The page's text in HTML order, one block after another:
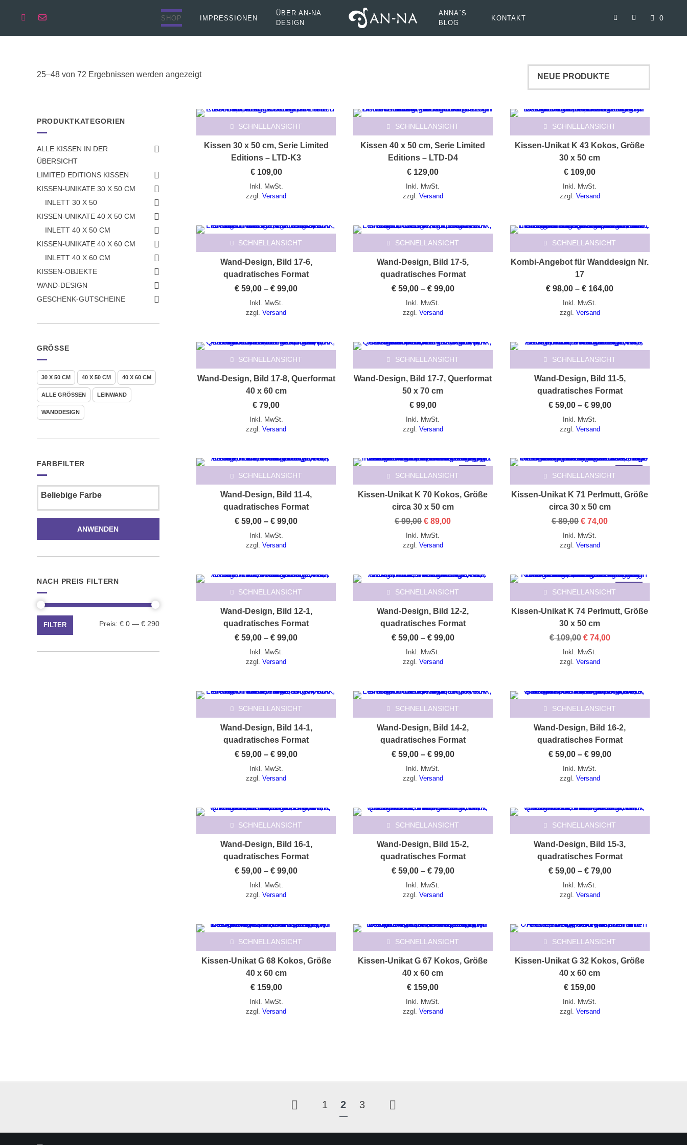
SHOP IMPRESSIONEN
ÜBER AN-NA
DESIGN
ANNA´S
BLOG
KONTAKT 0
25–48 von 72 Ergebnissen werden angezeigtNach
SCHNELLANSICHT
Kissen 30 x 50 cm, Serie Limited
Editions – LTD-K3
€109,00
Inkl. MwSt.
zzgl.Versand
SCHNELLANSICHT
Kissen 40 x 50 cm, Serie Limited
Editions – LTD-D4
€ 129,00
Inkl. MwSt.
zzgl. Versand
SCHNELLANSICHT
Kissen-Unikat K 43 Kokos, Größe
30 x 50 cm
€ 109,00
Inkl. MwSt.
zzgl. Versand
Dieses Produkt weist mehrere Varianten auf. Die Optionen können auf der Produktseite gewählt werden
SCHNELLANSICHT
Wand-Design, Bild 17-6,
quadratisches Format
€ 59,00 –€ 99,00Preisspanne:
Inkl. MwSt.
zzgl.Versand
Dieses Produkt weist mehrere Varianten auf. Die Optionen können auf der Produktseite gewählt werden
SCHNELLANSICHT
Wand-Design, Bild 17-5,
quadratisches Format
€59,00 – €99,00Preisspanne:
Inkl. MwSt.
zzgl. Versand
Dieses Produkt weist mehrere Varianten auf. Die Optionen können auf der Produktseite gewählt werden
SCHNELLANSICHT
Kombi-Angebot für Wanddesign Nr.
17
€ 98,00 –€ 164,00Preisspanne:
Inkl. MwSt.
zzgl. Versand
SCHNELLANSICHT
Wand-Design, Bild 17-8, Querformat
40 x 60 cm
€ 79,00
Inkl. MwSt.
zzgl.Versand
SCHNELLANSICHT
Wand-Design, Bild 17-7, Querformat
50 x 70 cm
€99,00
Inkl. MwSt.
zzgl. Versand
Dieses Produkt weist mehrere Varianten auf. Die Optionen können auf der Produktseite gewählt werden
SCHNELLANSICHT
Wand-Design, Bild 11-5,
quadratisches Format
€59,00 – €99,00Preisspanne:
Inkl. MwSt.
zzgl. Versand
Dieses Produkt weist mehrere Varianten auf. Die Optionen können auf der Produktseite gewählt werden
SCHNELLANSICHT
Wand-Design, Bild 11-4,
quadratisches Format
€ 59,00 –€ 99,00Preisspanne:
Inkl. MwSt.
zzgl.Versand
SCHNELLANSICHT
Kissen-Unikat K 70 Kokos, Größe
circa 30 x 50 cm
€99,00 Ursprünglicher
war:
€ 99,00
€ 89,00Aktueller
Inkl. MwSt.
zzgl. Versand
SCHNELLANSICHT
Kissen-Unikat K 71 Perlmutt, Größe
circa 30 x 50 cm
€89,00 Ursprünglicher
war:
€ 89,00
€ 74,00Aktueller
Inkl. MwSt.
zzgl. Versand
Dieses Produkt weist mehrere Varianten auf. Die Optionen können auf der Produktseite gewählt werden
SCHNELLANSICHT
Wand-Design, Bild 12-1,
quadratisches Format
€ 59,00 –€ 99,00Preisspanne:
Inkl. MwSt.
zzgl.Versand
Dieses Produkt weist mehrere Varianten auf. Die Optionen können auf der Produktseite gewählt werden
SCHNELLANSICHT
Wand-Design, Bild 12-2,
quadratisches Format
€59,00 – €99,00Preisspanne:
Inkl. MwSt.
zzgl. Versand
SCHNELLANSICHT
Kissen-Unikat K 74 Perlmutt, Größe
30 x 50 cm
€109,00 Ursprünglicher
war:
€ 109,00
€74,00Aktueller
Inkl. MwSt.
zzgl. Versand
Dieses Produkt weist mehrere Varianten auf. Die Optionen können auf der Produktseite gewählt werden
SCHNELLANSICHT
Wand-Design, Bild 14-1,
quadratisches Format
€ 59,00 –€ 99,00Preisspanne:
Inkl. MwSt.
zzgl.Versand
Dieses Produkt weist mehrere Varianten auf. Die Optionen können auf der Produktseite gewählt werden
SCHNELLANSICHT
Wand-Design, Bild 14-2,
quadratisches Format
€59,00 – €99,00Preisspanne:
Inkl. MwSt.
zzgl. Versand
Dieses Produkt weist mehrere Varianten auf. Die Optionen können auf der Produktseite gewählt werden
SCHNELLANSICHT
Wand-Design, Bild 16-2,
quadratisches Format
€59,00 – €99,00Preisspanne:
Inkl. MwSt.
zzgl. Versand
Dieses Produkt weist mehrere Varianten auf. Die Optionen können auf der Produktseite gewählt werden
SCHNELLANSICHT
Wand-Design, Bild 16-1,
quadratisches Format
€ 59,00 –€ 99,00Preisspanne:
Inkl. MwSt.
zzgl.Versand
Dieses Produkt weist mehrere Varianten auf. Die Optionen können auf der Produktseite gewählt werden
SCHNELLANSICHT
Wand-Design, Bild 15-2,
quadratisches Format
€59,00 – €79,00Preisspanne:
Inkl. MwSt.
zzgl. Versand
Dieses Produkt weist mehrere Varianten auf. Die Optionen können auf der Produktseite gewählt werden
SCHNELLANSICHT
Wand-Design, Bild 15-3,
quadratisches Format
€59,00 – €79,00Preisspanne:
Inkl. MwSt.
zzgl. Versand
SCHNELLANSICHT
Kissen-Unikat G 68 Kokos, Größe
40 x 60 cm
€159,00
Inkl. MwSt.
zzgl.Versand
SCHNELLANSICHT
Kissen-Unikat G 67 Kokos, Größe
40 x 60 cm
€ 159,00
Inkl. MwSt.
zzgl. Versand
SCHNELLANSICHT
Kissen-Unikat G 32 Kokos, Größe
40 x 60 cm
€ 159,00
Inkl. MwSt.
zzgl. Versand
PRODUKTKATEGORIEN
ALLE KISSEN IN DER
ÜBERSICHT
LIMITED EDITIONS KISSEN
KISSEN-UNIKATE 30 X 50 CM
INLETT 30 X 50
KISSEN-UNIKATE 40 X 50 CM
INLETT 40 X 50 CM
KISSEN-UNIKATE 40 X 60 CM
INLETT 40 X 60 CM
KISSEN-OBJEKTE
WAND-DESIGN
GESCHENK-GUTSCHEINE
GRÖSSE
30 X 50 CM 40 X 50 CM 40 X 60 CM
ALLE GRÖSSEN LEINWAND
WANDDESIGN
FARBFILTER
ANWENDEN
NACH PREIS FILTERN
Min.
Max.
FILTER Preis: € 0— € 290
1 2 3